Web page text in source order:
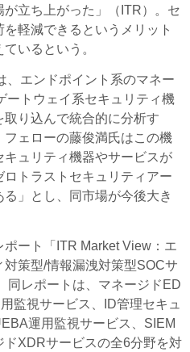
立ち上がった」（ITR）。セ
軽減できるというメリット
いるという。
エンドポイント系のマネー
ートウェイ系セキュリティ機
り込んで統合的に分析す
ェローの藤俊満氏はこの機
ュリティ機器やサービスが
トラストセキュリティアー
」とし、同市場が今後大き
ート「ITR Market View：エ
策型/情報漏洩対策型SOCサ
同レポートは、マネージドED
監視サービス、ID管理セキュ
運用監視サービス、SIEM
XDRサービスの全6分野を対